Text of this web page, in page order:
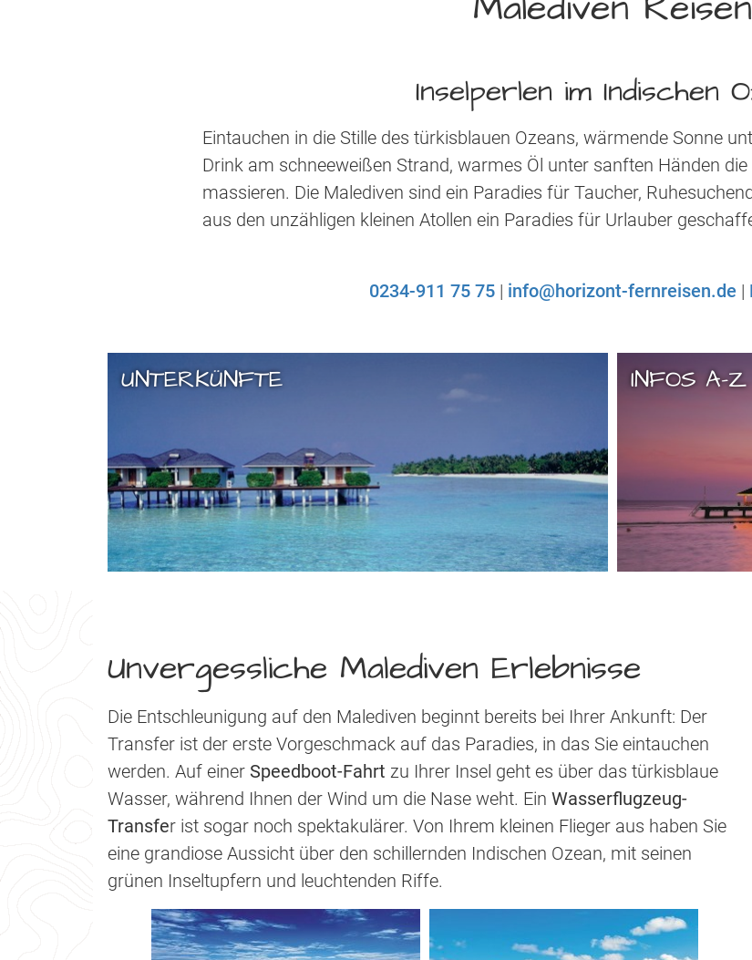
Inselperlen im Indischen
Eintauchen in die Stille des türkisblauen Ozeans, wärmende Sonne
Drink am schneeweißen Strand, warmes Öl unter sanften Händen
massieren. Die Malediven sind ein Paradies für Taucher,
aus den unzähligen kleinen Atollen ein Paradies für Urlauber
0234-911 75 75 | info@horizont-fernreisen.de |
UNTERKÜNFTE INFOS A-Z
Unvergessliche Malediven Erlebnisse
Die Entschleunigung auf den Malediven beginnt bereits bei Ihrer Ankunft: Der
Transfer ist der erste Vorgeschmack auf das Paradies, in das Sie eintauchen
werden. Auf einer Speedboot-Fahrt zu Ihrer Insel geht es über das türkisblaue
Wasser, während Ihnen der Wind um die Nase weht. Ein Wasserflugzeug-
Transfer ist sogar noch spektakulärer. Von Ihrem kleinen Flieger aus haben Sie
eine grandiose Aussicht über den schillernden Indischen Ozean, mit seinen
grünen Inseltupfern und leuchtenden Riffe.